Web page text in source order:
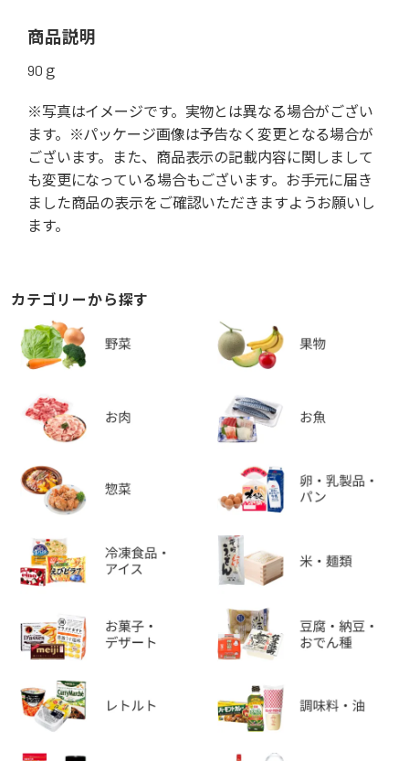
商品説明
90ｇ
※写真はイメージです。実物とは異なる場合がござい
ます。※パッケージ画像は予告なく変更となる場合が
ございます。また、商品表示の記載内容に関しまして
も変更になっている場合もございます。お手元に届き
ました商品の表示をご確認いただきますようお願いし
ます。
カテゴリーから探す